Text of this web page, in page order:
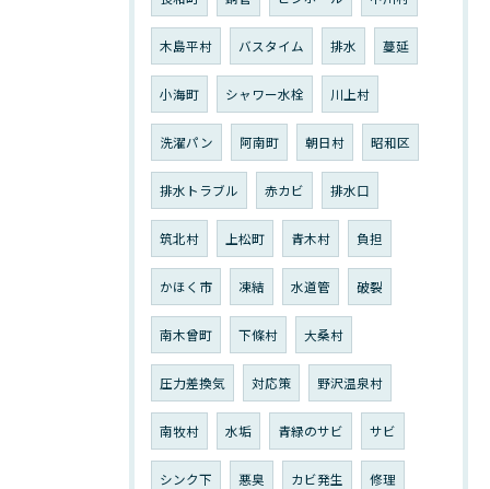
木島平村 バスタイム 排水 蔓延
小海町 シャワー水栓 川上村
洗濯パン 阿南町 朝日村 昭和区
排水トラブル 赤カビ 排水口
筑北村 上松町 青木村 負担
かほく市 凍結 水道管 破裂
南木曾町 下條村 大桑村
圧力差換気 対応策 野沢温泉村
南牧村 水垢 青緑のサビ サビ
シンク下 悪臭 カビ発生 修理